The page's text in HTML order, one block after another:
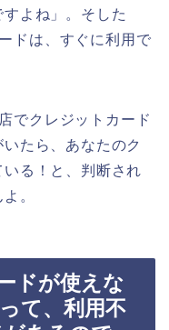
よね」。そした
ドは、すぐに利用で
でクレジットカード
たら、あなたのク
る！と、判断され
。
ドが使えな
て、利用不